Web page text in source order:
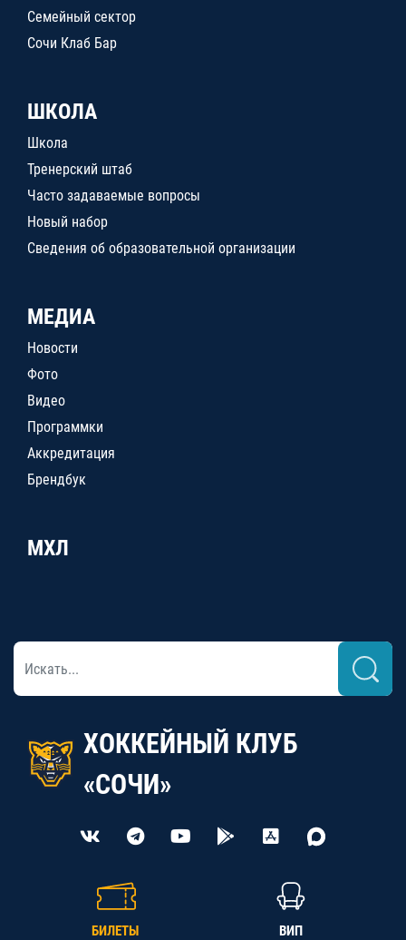
Семейный сектор
Сочи Клаб Бар
ШКОЛА
Школа
Тренерский штаб
Часто задаваемые вопросы
Новый набор
Сведения об образовательной организации
МЕДИА
Новости
Фото
Видео
Программки
Аккредитация
Брендбук
МХЛ
ХОККЕЙНЫЙ КЛУБ
«СОЧИ»
БИЛЕТЫ ВИП